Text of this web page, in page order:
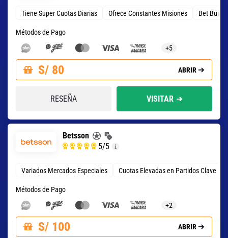
Tiene Super Cuotas Diarias Ofrece Constantes Misiones Bet
Métodos de Pago
+5
S/ 80 ABRIR
RESEÑA VISITAR
Betsson
5/5
Variados Mercados Especiales Cuotas Elevadas en Partidos Clave
Métodos de Pago
+2
S/ 100 ABRIR